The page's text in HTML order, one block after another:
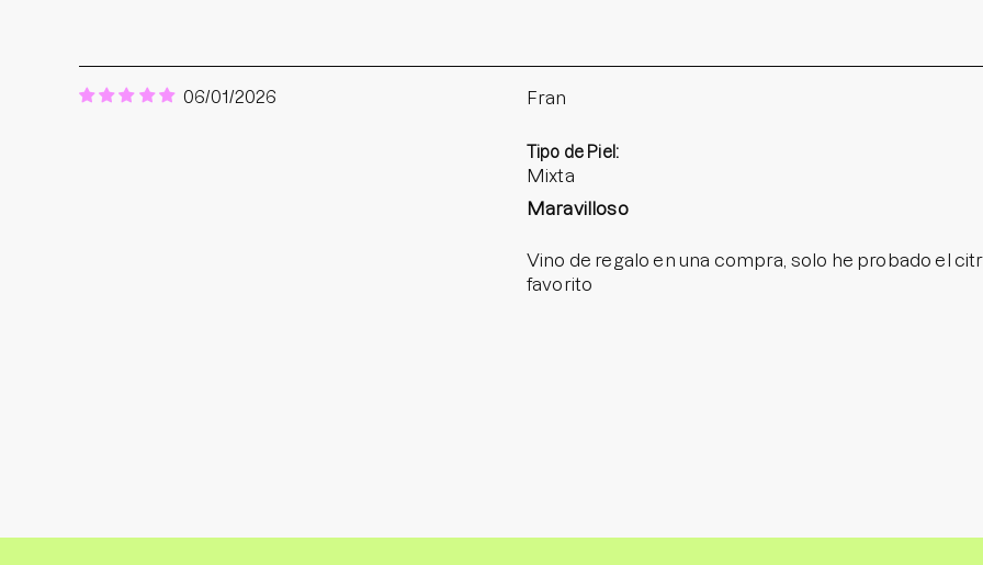
06/01/2026 Fran
Tipo de Piel:
Mixta
Maravilloso
Vino de regalo en una compra, solo he probado el
favorito